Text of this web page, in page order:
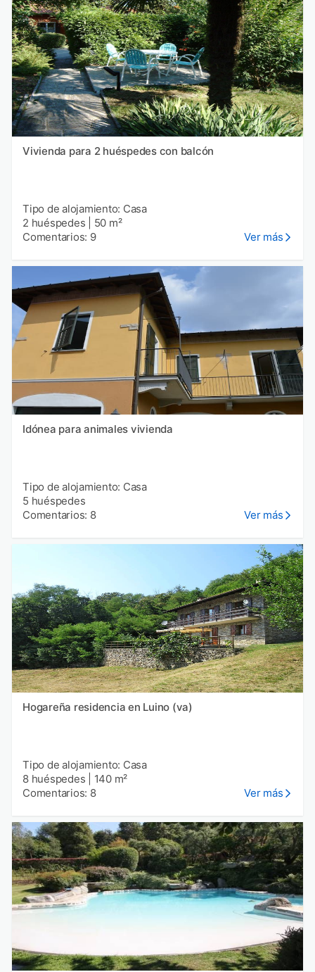
Vivienda para 2 huéspedes con balcón
Tipo de alojamiento: Casa
2 huéspedes
50 m²
Comentarios: 9
Ver más
Idónea para animales vivienda
Tipo de alojamiento: Casa
5 huéspedes
Comentarios: 8
Ver más
Hogareña residencia en Luino (va)
Tipo de alojamiento: Casa
8 huéspedes
140 m²
Comentarios: 8
Ver más